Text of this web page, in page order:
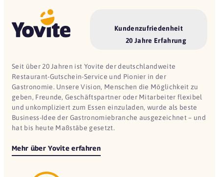
Kundenzufriedenheit
20 Jahre Erfahrung
Seit über 20 Jahren ist Yovite der deutschlandweite
Restaurant-Gutschein-Service und Pionier in der
Gastronomie. Unsere Vision, Menschen die Möglichkeit zu
geben, Freunde, Geschäftspartner oder Mitarbeiter flexibel
und unkompliziert zum Essen einzuladen, wurde als beste
Business-Idee der Gastronomiebranche ausgezeichnet – und
hat bis heute Maßstäbe gesetzt.
Mehr über Yovite erfahren